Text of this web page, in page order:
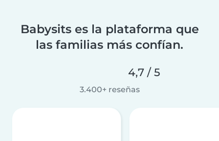
Babysits es la plataforma que
las familias más confían.
4,7 / 5
3.400+ reseñas